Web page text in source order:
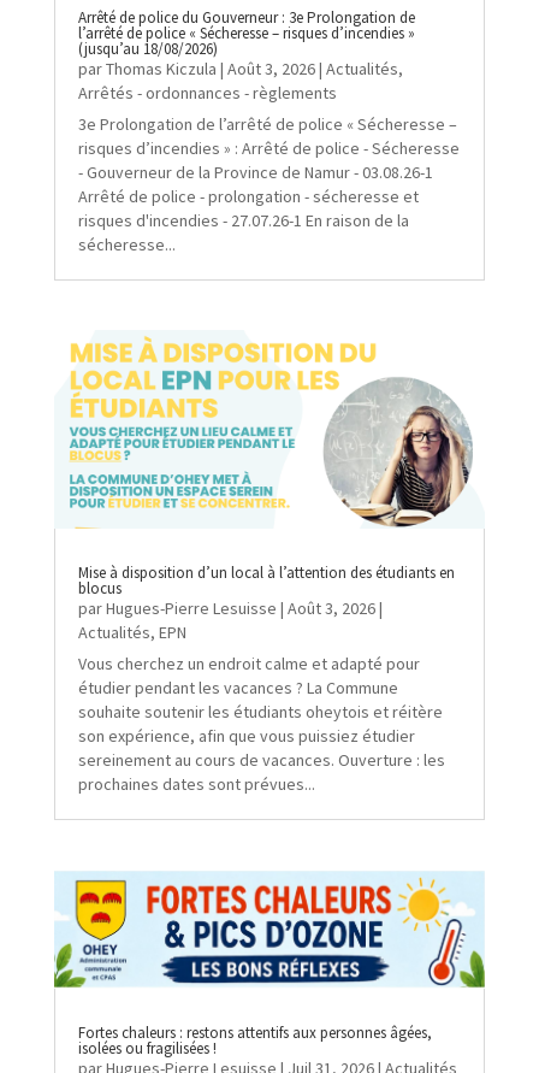
Arrêté de police du Gouverneur : 3e Prolongation de
l’arrêté de police « Sécheresse – risques d’incendies »
(jusqu’au 18/08/2026)
parThomas Kiczula | Août 3, 2026| Actualités,
Arrêtés - ordonnances - règlements
3e Prolongation de l’arrêté de police « Sécheresse –
risques d’incendies » : Arrêté de police - Sécheresse
- Gouverneur de la Province de Namur - 03.08.26-1
Arrêté de police - prolongation - sécheresse et
risques d'incendies - 27.07.26-1 En raison de la
sécheresse...
Mise à disposition d’un local à l’attention des étudiants en
blocus
parHugues-Pierre Lesuisse | Août 3, 2026|
Actualités, EPN
Vous cherchez un endroit calme et adapté pour
étudier pendant les vacances ? La Commune
souhaite soutenir les étudiants oheytois et réitère
son expérience, afin que vous puissiez étudier
sereinement au cours de vacances. Ouverture : les
prochaines dates sont prévues...
Fortes chaleurs : restons attentifs aux personnes âgées,
isolées ou fragilisées !
parHugues-Pierre Lesuisse | Juil 31, 2026| Actualités